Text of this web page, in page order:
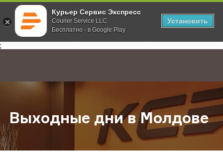
Курьер Сервис Экспресс
Courier Service LLC
Бесплатно - в Google Play
Установить
;
Главная О компании Новости Выходные дни в Молдове
Выходные дни в Молдове